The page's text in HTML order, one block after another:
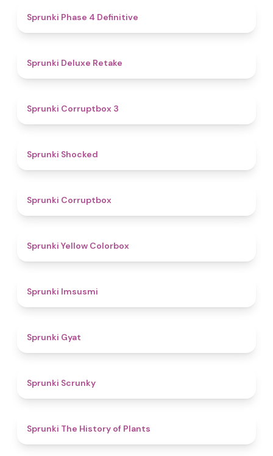
Sprunki Phase 4 Definitive
Sprunki Deluxe Retake
Sprunki Corruptbox 3
Sprunki Shocked
Sprunki Corruptbox
Sprunki Yellow Colorbox
Sprunki Imsusmi
Sprunki Gyat
Sprunki Scrunky
Sprunki The History of Plants